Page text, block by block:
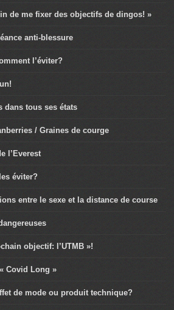
de me fixer des objectifs de dingos! »
anti-blessure
l’éviter?
dans tous ses états
/ Graines de courge
l’Everest
éviter?
entre le sexe et la distance de course
objectif: l’UTMB »!
Covid Long »
de mode ou produit technique?